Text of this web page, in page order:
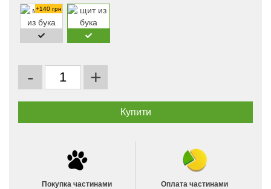
+140 грн
- +
Покупка частинами
Оплата частинами